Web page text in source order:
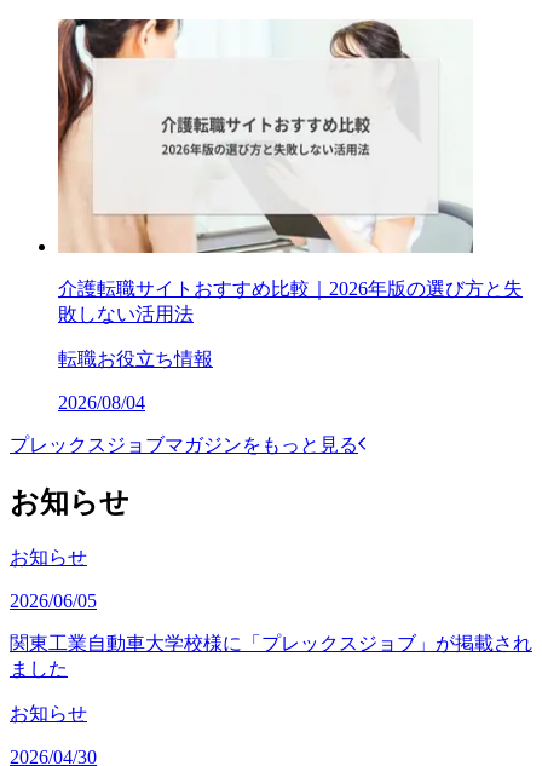
介護転職サイトおすすめ比較｜2026年版の選び方と失
敗しない活用法
転職お役立ち情報
2026/08/04
プレックスジョブマガジンをもっと見る
お知らせ
お知らせ
2026/06/05
関東工業自動車大学校様に「プレックスジョブ」が掲載され
ました
お知らせ
2026/04/30